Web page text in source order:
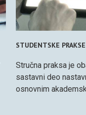
STUDENTSKE PRAKSE
Stručna praksa je
sastavni deo
osnovnim